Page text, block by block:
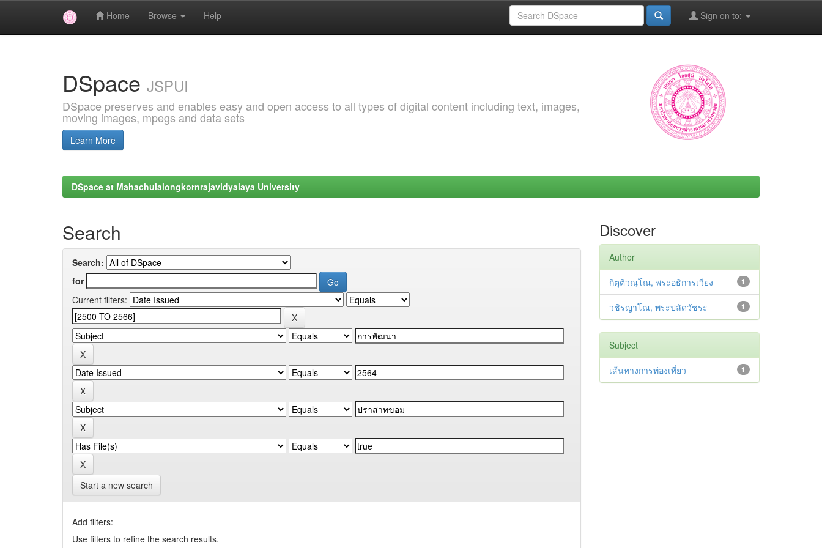
Home Browse Help Sign on to:
DSpace JSPUI
DSpace preserves and enables easy and open access to all types of digital content including text, images,
moving images, mpegs and data sets
Learn More
DSpace at Mahachulalongkornrajavidyalaya University
Search
Search:
for
Current filters:
Start a new search
Add filters:
Use filters to refine the search results.
Discover
Author
1
กิตุติวณุโณ, พระอธิการเวียง
1
วชิรญาโณ, พระปลัดวัชระ
Subject
1
เส้นทางการท่องเที่ยว